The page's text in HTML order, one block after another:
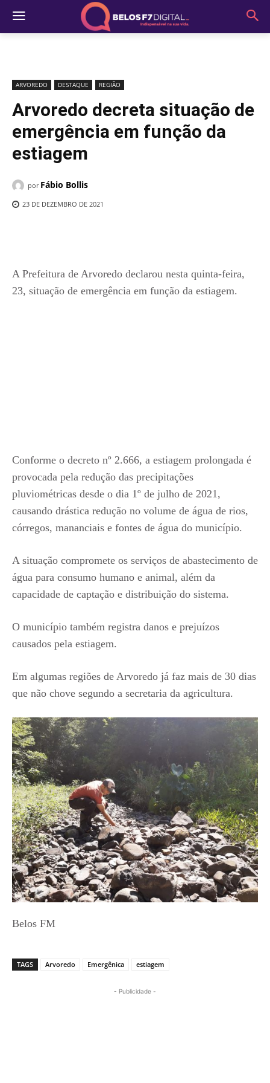
ARVOREDO DESTAQUE REGIÃO
Arvoredo decreta situação de
emergência em função da
estiagem
por Fábio Bollis
23 DE DEZEMBRO DE 2021
A Prefeitura de Arvoredo declarou nesta quinta-feira,
23, situação de emergência em função da estiagem.
Conforme o decreto nº 2.666, a estiagem prolongada é
provocada pela redução das precipitações
pluviométricas desde o dia 1º de julho de 2021,
causando drástica redução no volume de água de rios,
córregos, mananciais e fontes de água do município.
A situação compromete os serviços de abastecimento de
água para consumo humano e animal, além da
capacidade de captação e distribuição do sistema.
O município também registra danos e prejuízos
causados pela estiagem.
Em algumas regiões de Arvoredo já faz mais de 30 dias
que não chove segundo a secretaria da agricultura.
Belos FM
TAGS Arvoredo Emergênica estiagem
- Publicidade -